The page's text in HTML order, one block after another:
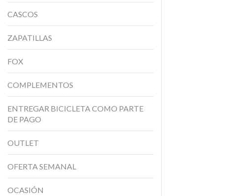
CASCOS
ZAPATILLAS
FOX
COMPLEMENTOS
ENTREGAR BICICLETA COMO PARTE
DE PAGO
OUTLET
OFERTA SEMANAL
OCASIÓN